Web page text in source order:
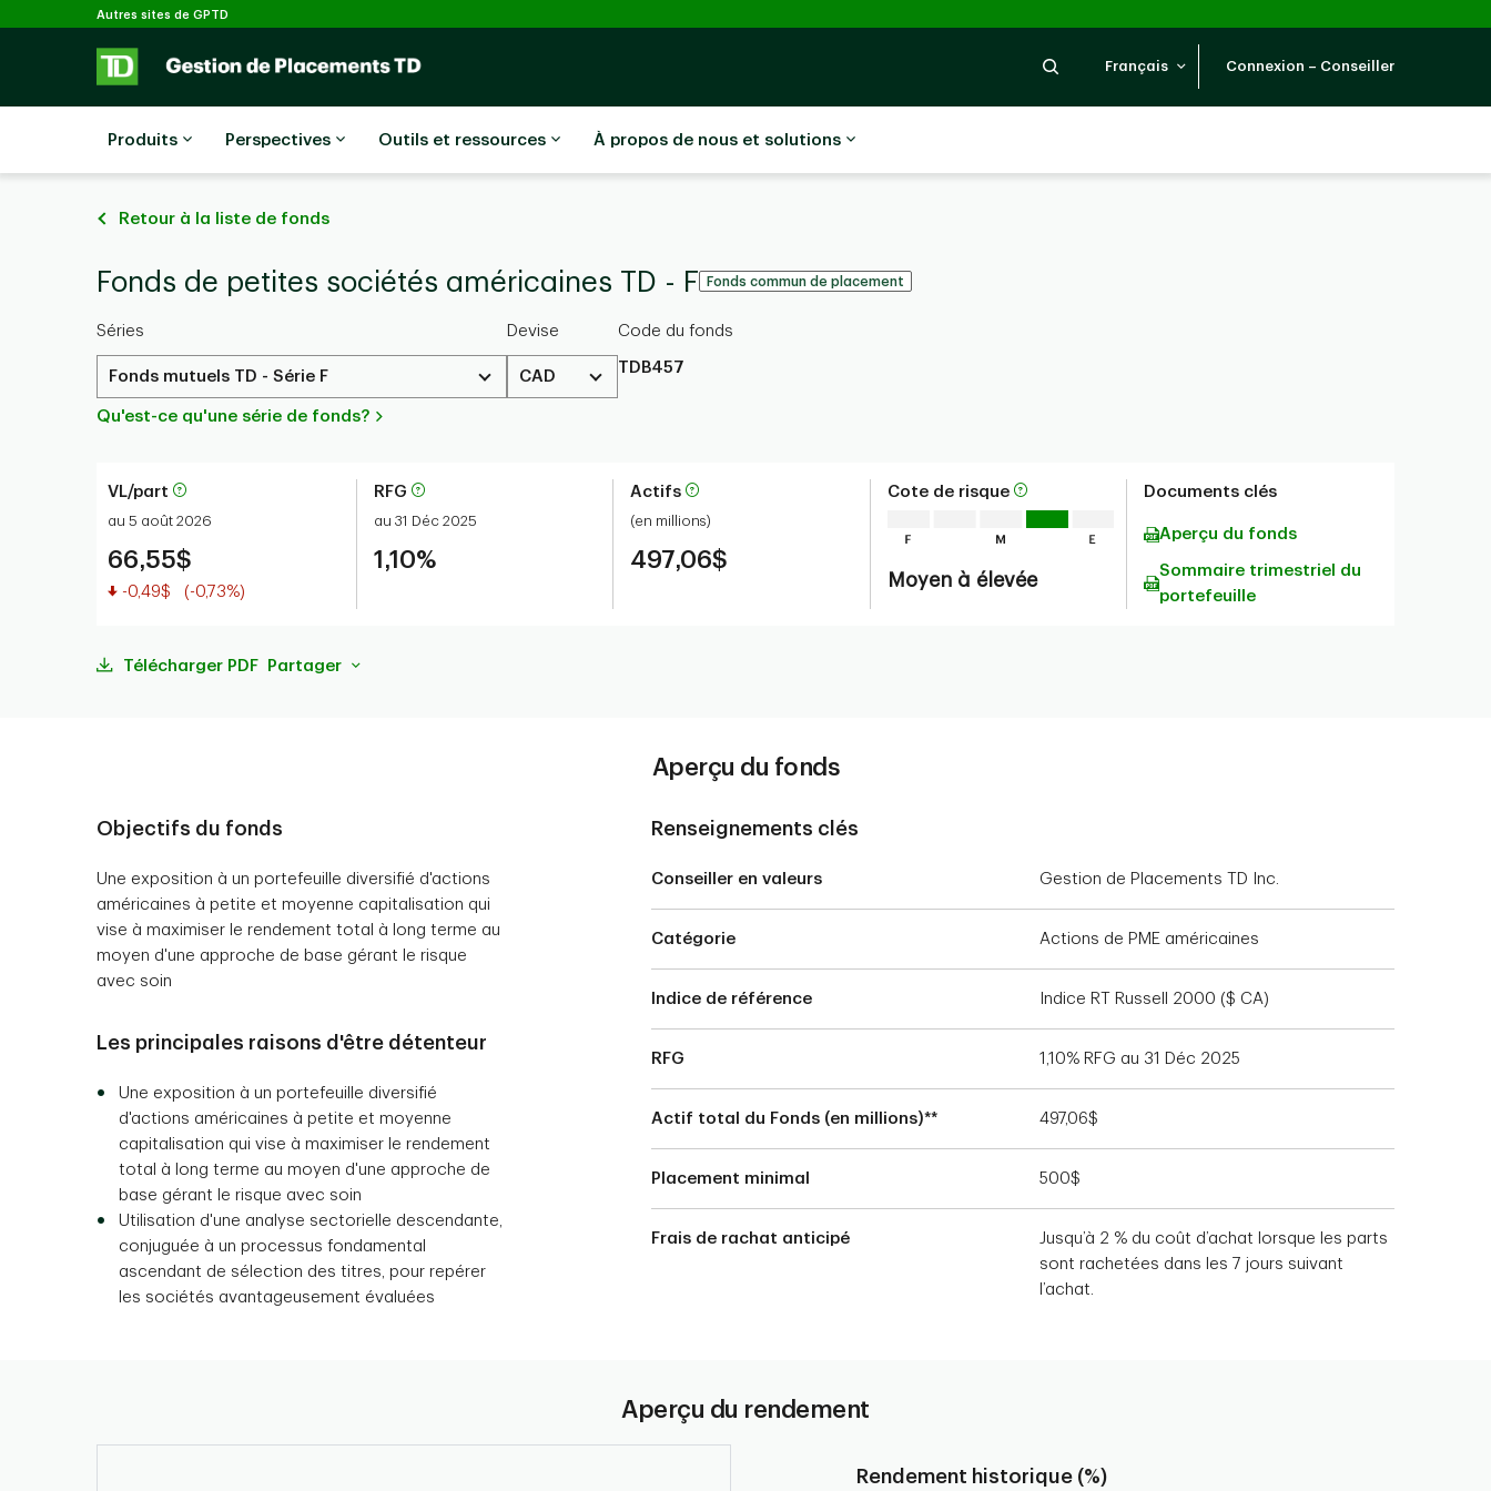
Passer au contenu principal
Autres sites de GPTD
Recherche
Français Connexion – Conseiller
Produits Perspectives Outils et ressources À propos de nous et solutions
Retour à la liste de fonds
Fonds de petites sociétés américaines TD - F Fonds commun de placement
Séries
Fonds mutuels TD - Série F
Qu'est-ce qu'une série de fonds?
Devise
CAD
Code du fonds
TDB457
VL/part
au 5 août 2026
66,55$
Valeur réduite
-0,49$ (-0,73%)
RFG
au 31 Déc 2025
1,10%
Actifs
(en millions)
497,06$
Cote de risque
Moyen à élevée
Documents clés
Aperçu du fonds
Sommaire trimestriel du
portefeuille
Télécharger PDF Partager
Aperçu du fonds
Objectifs du fonds
Une exposition à un portefeuille diversifié d'actions
américaines à petite et moyenne capitalisation qui
vise à maximiser le rendement total à long terme au
moyen d'une approche de base gérant le risque
avec soin
Les principales raisons d'être détenteur
Une exposition à un portefeuille diversifié
d'actions américaines à petite et moyenne
capitalisation qui vise à maximiser le rendement
total à long terme au moyen d'une approche de
base gérant le risque avec soin
Utilisation d'une analyse sectorielle descendante,
conjuguée à un processus fondamental
ascendant de sélection des titres, pour repérer
les sociétés avantageusement évaluées
Renseignements clés
Conseiller en valeurs Gestion de Placements TD Inc.
Catégorie Actions de PME américaines
Indice de référence Indice RT Russell 2000 ($ CA)
RFG 1,10% RFG au 31 Déc 2025
Actif total du Fonds (en millions)** 497,06$
Placement minimal 500$
Frais de rachat anticipé
Jusqu’à 2 % du coût d’achat lorsque les parts
sont rachetées dans les 7 jours suivant
l’achat.
Aperçu du rendement
Rendement historique (%)